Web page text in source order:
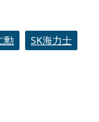
勳
SK海力士